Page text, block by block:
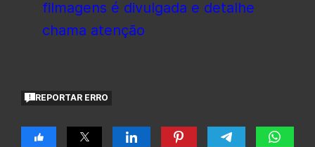
filmagens é divulgada e detalhe
chama atenção
REPORTAR ERRO